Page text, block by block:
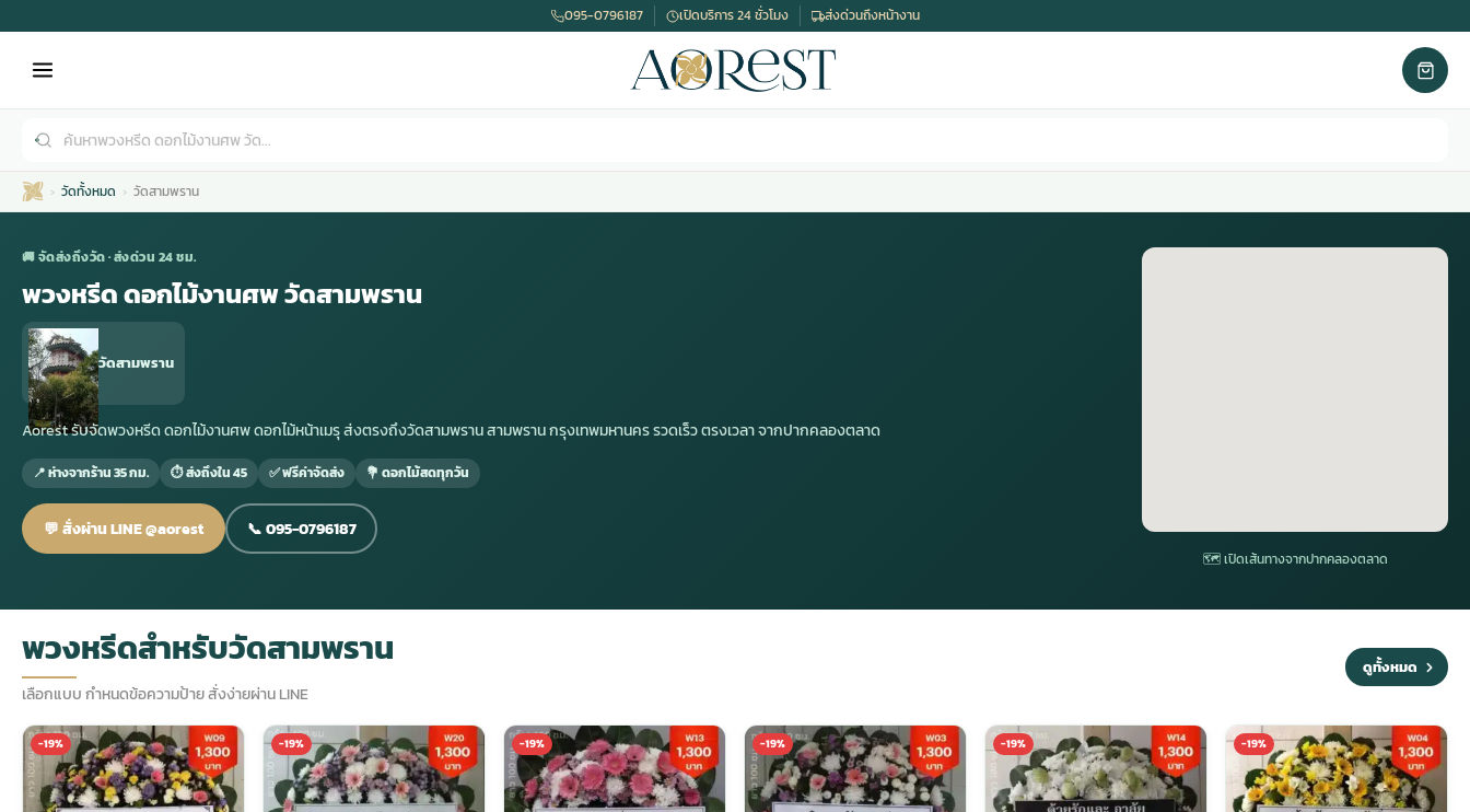
ดอกไม้หน้าศพ
ดอกไม้จัดงานศพ
จัดดอกไม้หน้าศพ
ดอกไม้หน้าหีบ
ดอกไม้หน้างานศพ
ดอกไม้หน้าโลง
จัดดอกไม้หน้ารูป
พวงหรีด กรุงเทพ
พวงหรีดราคา
สั่งพวงหรีด
ร้านพวงหรีด
ดอกไม้พวงหรีด
พวงหรีดปทุม
พวงหรีดพระราม 2
น้าเมรุ
มรุสีขาว
ไม้หน้าเมรุ
กไม้หน้าเมรุ
น้าเมรุ ราคา
มรุ กรุงเทพ
ไม้งานแต่ง
ไม้งานแต่ง ราคา
ไม้งานแต่ง ราคาถูก
ไม้งานแต่ง กรุงเทพ
อกไม้งานแต่ง
ดอกไม้งานแต่ง
ไม้งานแต่ง แบบสวยๆ
พวงหรีดพัดลม
พวงหรีดพัดลม ราคา
พวงหรีดพัดลม ราคาถูก
พวงหรีดพัดลม กรุงเทพ
พวงหรีดพัดลม ส่งด่วน
สั่งพวงหรีดพัดลม
ร้านพวงหรีดพัดลม
รับจัดงานศพ
รับจัดงานศพ ราคา
รับจัดงานศพ ครบวงจร
รับจัดงานศพ กรุงเทพ
แพ็คเกจจัดงานศพ
ค่าใช้จ่ายจัดงานศพ
จัดงานศพ วัด
095-0796187 เปิดบริการ 24 ชั่วโมง ส่งด่วนถึงหน้างาน
วัดทั้งหมด วัดสามพราน
🚚 จัดส่งถึงวัด · ส่งด่วน 24 ชม.
พวงหรีด ดอกไม้งานศพ วัดสามพราน
วัดสามพราน
Aorest รับจัดพวงหรีด ดอกไม้งานศพ ดอกไม้หน้าเมรุ ส่งตรงถึงวัดสามพราน สามพราน กรุงเทพมหานคร รวดเร็ว ตรงเวลา จากปากคลองตลาด
📍 ห่างจากร้าน 35 กม. ⏱ ส่งถึงใน 45 ✅ ฟรีค่าจัดส่ง 💐 ดอกไม้สดทุกวัน
💬 สั่งผ่าน LINE @aorest 📞 095-0796187
🗺 เปิดเส้นทางจากปากคลองตลาด
พวงหรีดสำหรับวัดสามพราน
เลือกแบบ กำหนดข้อความป้าย สั่งง่ายผ่าน LINE
ดูทั้งหมด
-19% -19% -19% -19% -19% -19%